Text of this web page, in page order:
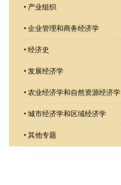
• 产业组织
• 企业管理和商务经济学
• 经济史
• 发展经济学
• 农业经济学和自然资源经济学
• 城市经济学和区域经济学
• 其他专题